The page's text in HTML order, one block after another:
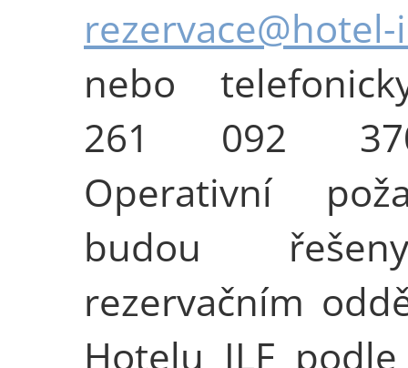
nebo
261 092
Operativní
budou
rezervačním
Hotelu ILF